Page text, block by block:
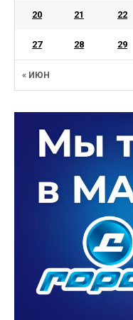
« ИЮН
20 21 22
27 28 29